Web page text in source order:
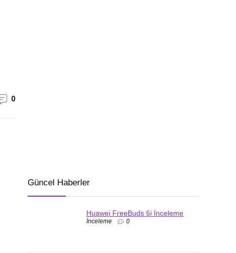
0
Güncel Haberler
Huawei FreeBuds 6i İnceleme
İnceleme 0